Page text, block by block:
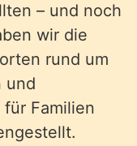
– und noch
wir die
rund um
und
Familien